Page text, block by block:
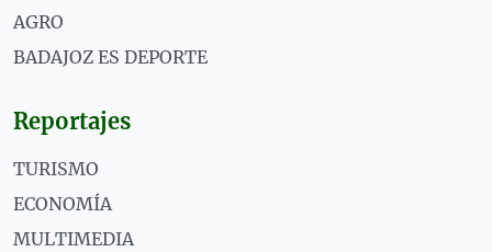
AGRO
BADAJOZ ES DEPORTE
Reportajes
TURISMO
ECONOMÍA
MULTIMEDIA